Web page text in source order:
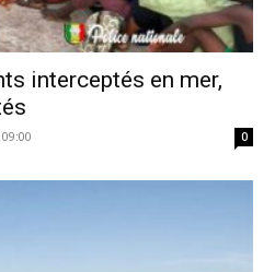
interceptés en mer,
0